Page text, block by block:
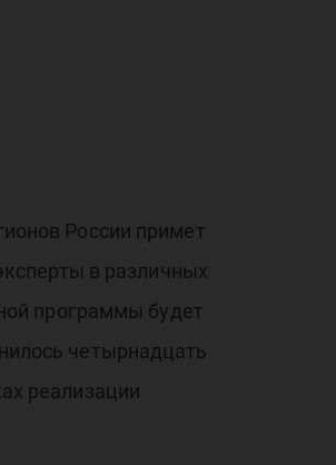
России примет
в различных
программы будет
четырнадцать
реализации